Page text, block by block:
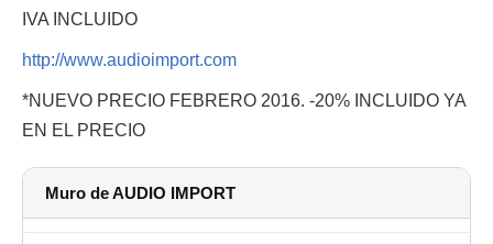
IVA INCLUIDO
http://www.audioimport.com
*NUEVO PRECIO FEBRERO 2016. -20% INCLUIDO YA
EN EL PRECIO
Muro de AUDIO IMPORT